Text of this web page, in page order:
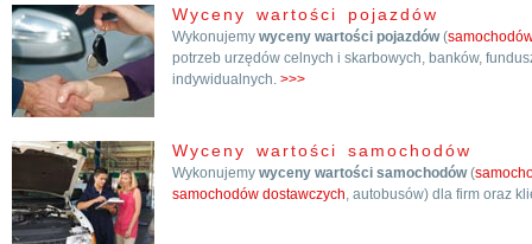
Wyceny wartości pojazdów
Wykonujemy wyceny wartości pojazdów(samochodów
potrzeb urzędów celnych i skarbowych, banków,
indywidualnych. >>>
Wyceny wartości samochodów
Wykonujemy wyceny wartości samochodów(
samochodów dostawczych, autobusów) dla firm oraz